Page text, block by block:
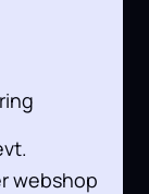
webshop